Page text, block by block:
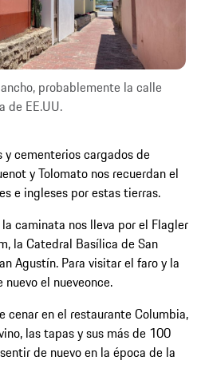
probablemente la calle
de EE.UU.
cementerios cargados de
y Tolomato nos recuerdan el
e ingleses por estas tierras.
caminata nos lleva por el Flagler
la Catedral Basílica de San
Agustín. Para visitar el faro y la
el nueveonce.
cenar en el restaurante Columbia,
las tapas y sus más de 100
de nuevo en la época de la